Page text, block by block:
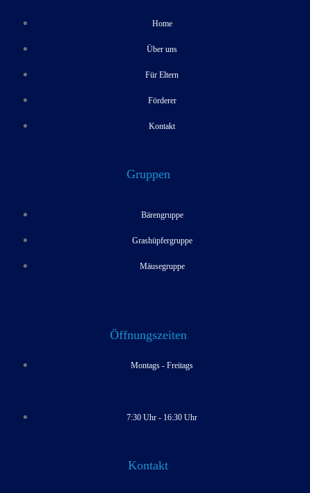
Home
Über uns
Für Eltern
Förderer
Kontakt
Gruppen
Bärengruppe
Grashüpfergruppe
Mäusegruppe
Öffnungszeiten
Montags - Freitags
7:30 Uhr - 16:30 Uhr
Kontakt